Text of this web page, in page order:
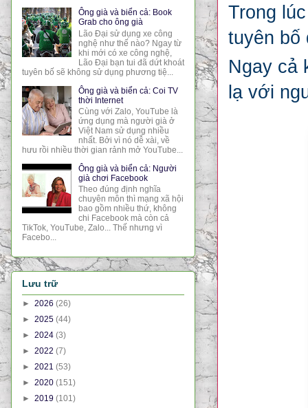
Trong
tuyên bố
Ngay cả
lạ với
Ông già và biển cả: Book
Grab cho ông già
Lão Đại sử dụng xe công
nghệ như thế nào? Ngay từ
khi mới có xe công nghệ,
Lão Đại bạn tui đã dứt khoát
tuyên bố sẽ không sử dụng phương tiệ...
Ông già và biển cả: Coi TV
thời Internet
Cùng với Zalo, YouTube là
ứng dụng mà người già ở
Việt Nam sử dụng nhiều
nhất. Bởi vì nó dễ xài, về
hưu rồi nhiều thời gian rảnh mở YouTube...
Ông già và biển cả: Người
già chơi Facebook
Theo đúng định nghĩa
chuyên môn thì mạng xã hội
bao gồm nhiều thứ, không
chi Facebook mà còn cả
TikTok, YouTube, Zalo... Thế nhưng vì
Facebo...
Lưu trữ
► 2026 (26)
► 2025 (44)
► 2024 (3)
► 2022 (7)
► 2021 (53)
► 2020 (151)
► 2019 (101)